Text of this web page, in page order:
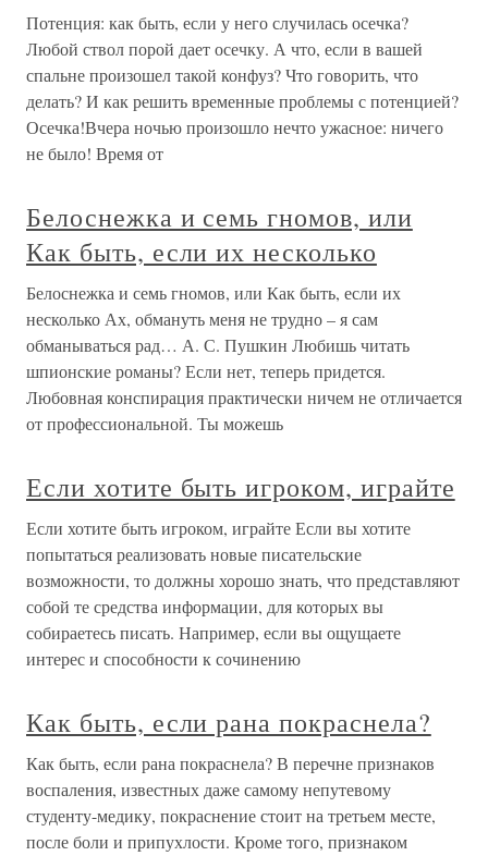
Потенция: как быть, если у него случилась осечка?
Любой ствол порой дает осечку. А что, если в вашей
спальне произошел такой конфуз? Что говорить, что
делать? И как решить временные проблемы с потенцией?
Осечка!Вчера ночью произошло нечто ужасное: ничего
не было! Время от
Белоснежка и семь гномов, или
Как быть, если их несколько
Белоснежка и семь гномов, или Как быть, если их
несколько Ах, обмануть меня не трудно – я сам
обманываться рад… А. С. Пушкин Любишь читать
шпионские романы? Если нет, теперь придется.
Любовная конспирация практически ничем не отличается
от профессиональной. Ты можешь
Если хотите быть игроком, играйте
Если хотите быть игроком, играйте Если вы хотите
попытаться реализовать новые писательские
возможности, то должны хорошо знать, что представляют
собой те средства информации, для которых вы
собираетесь писать. Например, если вы ощущаете
интерес и способности к сочинению
Как быть, если рана покраснела?
Как быть, если рана покраснела? В перечне признаков
воспаления, известных даже самому непутевому
студенту-медику, покраснение стоит на третьем месте,
после боли и припухлости. Кроме того, признаком